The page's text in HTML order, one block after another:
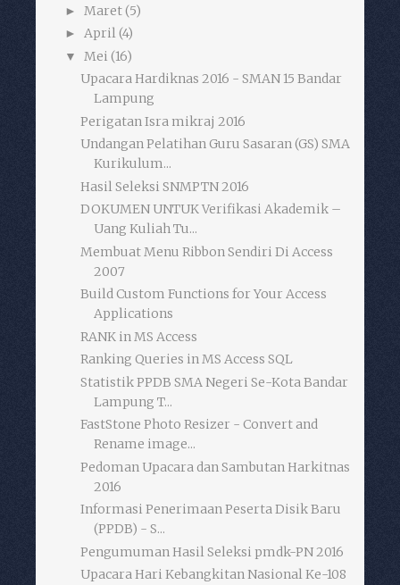
► Maret(5)
► April(4)
▼ Mei (16)
Upacara Hardiknas 2016 - SMAN 15 Bandar
Lampung
Perigatan Isra mikraj 2016
Undangan Pelatihan Guru Sasaran (GS) SMA
Kurikulum...
Hasil Seleksi SNMPTN 2016
DOKUMEN UNTUK Verifikasi Akademik –
Uang Kuliah Tu...
Membuat Menu Ribbon Sendiri Di Access
2007
Build Custom Functions for Your Access
Applications
RANK in MS Access
Ranking Queries in MS Access SQL
Statistik PPDB SMA Negeri Se-Kota Bandar
Lampung T...
FastStone Photo Resizer - Convert and
Rename image...
Pedoman Upacara dan Sambutan Harkitnas
2016
Informasi Penerimaan Peserta Disik Baru
(PPDB) - S...
Pengumuman Hasil Seleksi pmdk-PN 2016
Upacara Hari Kebangkitan Nasional Ke-108